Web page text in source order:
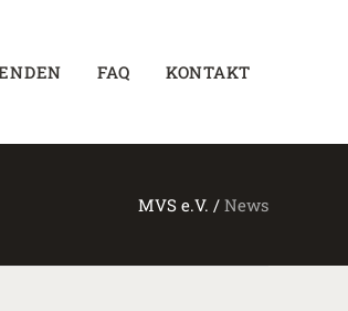
FAQ KONTAKT
MVS e.V. / News